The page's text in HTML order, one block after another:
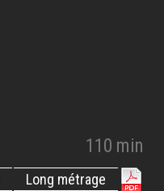
110 min
Long métrage